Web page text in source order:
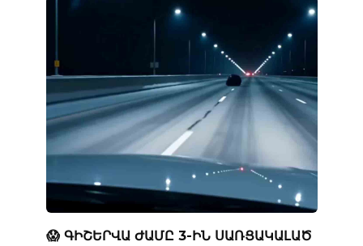
😱 ԳԻՇԵՐՎԱ ԺԱՄԸ 3-ԻՆ ՍԱՌՑԱԿԱԼԱԾ